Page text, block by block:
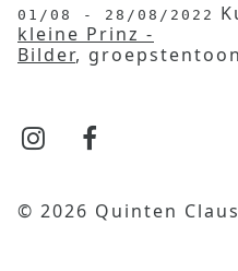
01/08 - 28/08/2022
kleine Prinz -
Bilder,
© 2026 Quinten